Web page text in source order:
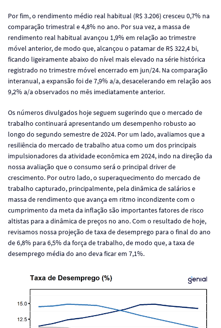
Por fim, o rendimento médio real habitual (R$ 3.206) cresceu 0,7% na
comparação trimestral e 4,8% no ano. Por sua vez, a massa de
rendimento real habitual avançou 1,9% em relação ao trimestre
móvel anterior, de modo que, alcançou o patamar de R$ 322,4 bi,
ficando ligeiramente abaixo do nível mais elevado na série histórica
registrado no trimestre móvel encerrado em jun/24. Na comparação
interanual, a expansão foi de 7,9% a/a, desacelerando em relação aos
9,2% a/a observados no mês imediatamente anterior.
Os números divulgados hoje seguem sugerindo que o mercado de
trabalho continuará apresentando um desempenho robusto ao
longo do segundo semestre de 2024. Por um lado, avaliamos que a
resiliência do mercado de trabalho atua como um dos principais
impulsionadores da atividade econômica em 2024, indo na direção da
nossa avaliação que o consumo será o principal driver de
crescimento. Por outro lado, o superaquecimento do mercado de
trabalho capturado, principalmente, pela dinâmica de salários e
massa de rendimento que avança em ritmo incondizente com o
cumprimento da meta da inflação são importantes fatores de risco
altistas para a dinâmica de preços no ano. Com o resultado de hoje,
revisamos nossa projeção de taxa de desemprego para o final do ano
de 6,8% para 6,5% da força de trabalho, de modo que, a taxa de
desemprego média do ano deva ficar em 7,1%.